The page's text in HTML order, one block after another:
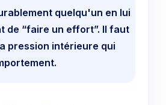
quelqu'un en lui
de “faire un effort”. Il faut
pression intérieure qui